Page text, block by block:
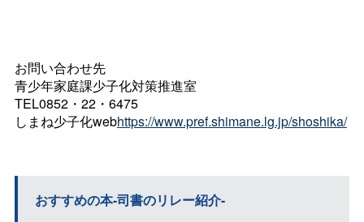
お問い合わせ先
青少年家庭課少子化対策推進室
TEL0852・22・6475
しまね少子化webhttps://www.pref.shimane.lg.jp/shoshika/
おすすめの本-司書のリレー紹介-